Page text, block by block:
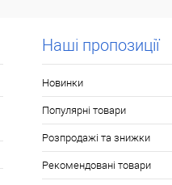
Наші пропозиції
Новинки
Популярні товари
Розпродажі та знижки
Рекомендовані товари